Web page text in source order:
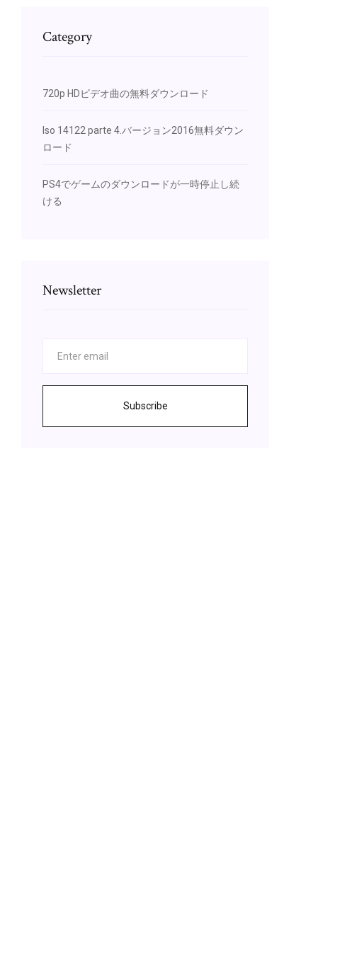
Category
720p HDビデオ曲の無料ダウンロード
Iso 14122 parte 4.バージョン2016無料ダウン
ロード
PS4でゲームのダウンロードが一時停止し続
ける
Newsletter
Subscribe